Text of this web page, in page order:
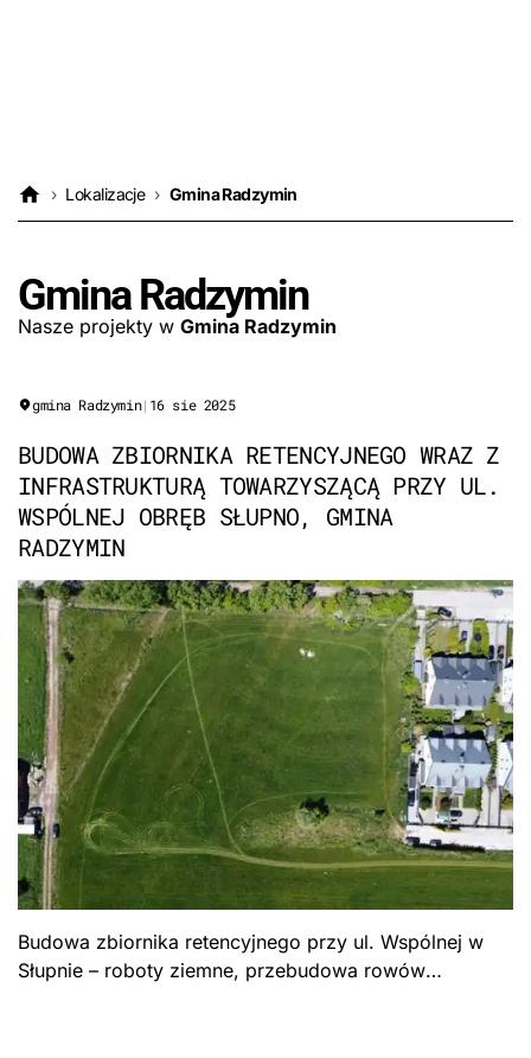
› Lokalizacje › Gmina Radzymin
Gmina Radzymin
Nasze projekty w Gmina Radzymin
gmina Radzymin| 16 sie 2025
BUDOWA ZBIORNIKA RETENCYJNEGO WRAZ Z
INFRASTRUKTURĄ TOWARZYSZĄCĄ PRZY UL.
WSPÓLNEJ OBRĘB SŁUPNO, GMINA
RADZYMIN
Budowa zbiornika retencyjnego przy ul. Wspólnej w
Słupnie – roboty ziemne, przebudowa rowów